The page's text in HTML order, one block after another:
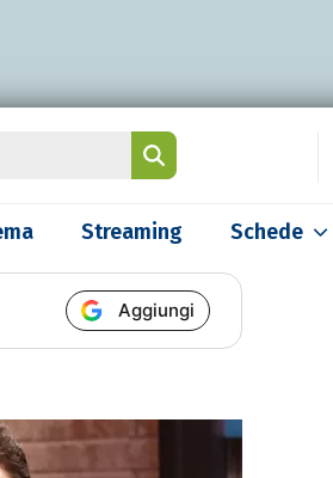
Streaming Schede
Aggiungi